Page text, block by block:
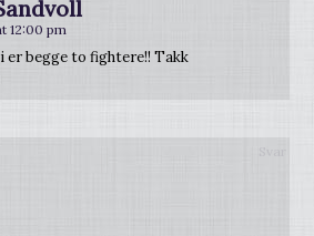
12:00 pm
er begge to fightere!! Takk